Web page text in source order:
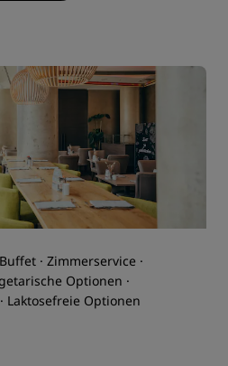
· Zimmerservice ·
Optionen ·
Laktosefreie Optionen